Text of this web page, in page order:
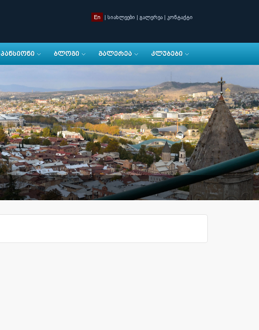
En | სიახლეები | გალერეა | კონტაქტი
ᲞᲐᲜᲡᲘᲝᲜᲘ ᲑᲚᲝᲒᲘ ᲒᲐᲚᲔᲠᲔᲐ ᲙᲚᲣᲑᲔᲑᲘ